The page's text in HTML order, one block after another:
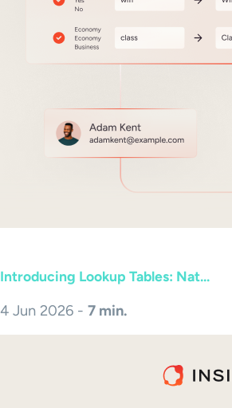
Introducing Lookup Tables: Nat...
4 Jun 2026 - 7 min.